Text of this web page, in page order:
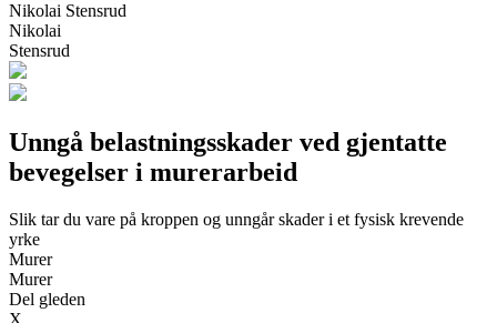
Nikolai Stensrud
Nikolai
Stensrud
Unngå belastningsskader ved gjentatte
bevegelser i murerarbeid
Slik tar du vare på kroppen og unngår skader i et fysisk krevende
yrke
Murer
Murer
Del gleden
X